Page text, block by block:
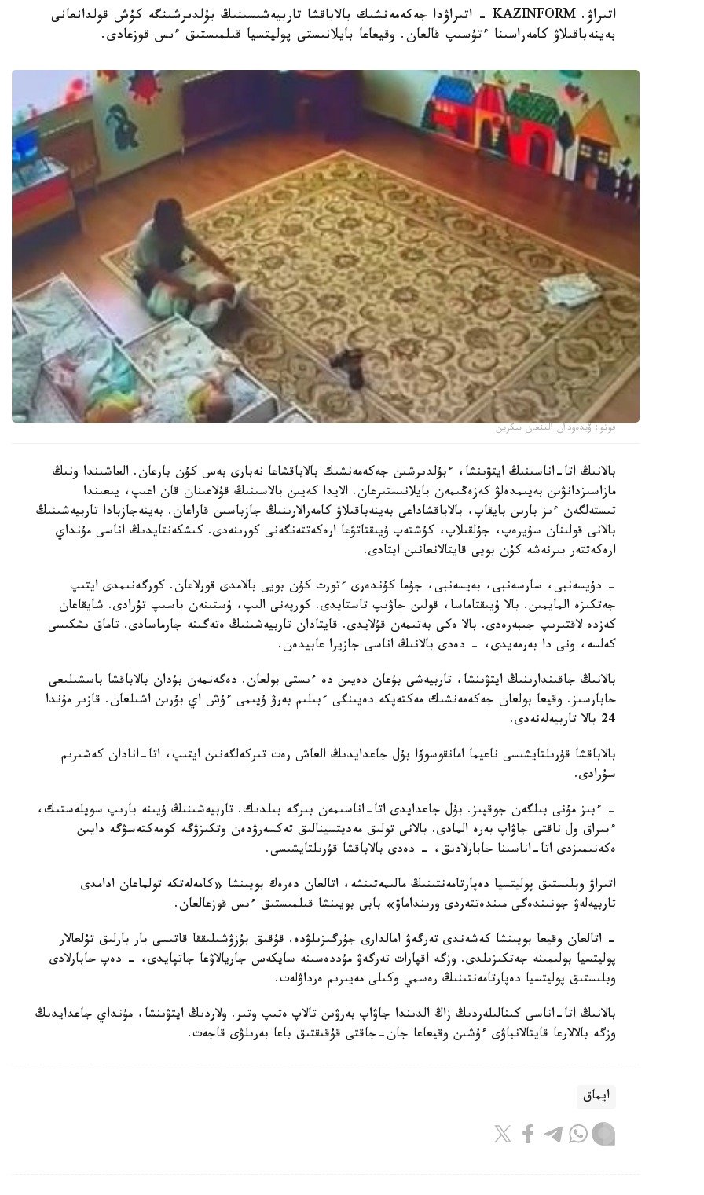
اتىراۋ. KAZINFORM - اتىراۋدا جەكەمەنشىك بالاباقشا تاربيەشىسىنىڭ بۇلدىرشىنگە كۇش قولدانعانى
بەينەباقىلاۋ كامەراسىنا ءتۇسىپ قالعان. وقيعاعا بايلانىستى پوليتسيا قىلمىستىق ءىس قوزعادى.
فوتو: ۆيدەودان الىنعان سكرين
بالانىڭ اتا-اناسىنىڭ ايتۋىنشا، ءبۇلدىرشىن جەكەمەنشىك بالاباقشاعا نەبارى بەس كۇن بارعان. العاشىندا ونىڭ
مازاسىزدانۋىن بەيىمدەلۋ كەزەڭىمەن بايلانىستىرعان. الايدا كەيىن بالاسىنىڭ قۇلاعىنان قان اعىپ، يىعىندا
تىستەلگەن ءىز بارىن بايقاپ، بالاباقشاداعى بەينەباقىلاۋ كامەرالارىنىڭ جازباسىن قاراعان. بەينەجازبادا تاربيەشىنىڭ
بالانى قولىنان سۇيرەپ، جۇلقىلاپ، كۇشتەپ ۇيىقتاتۋعا ارەكەتتەنگەنى كورىنەدى. كىشكەنتايدىڭ اناسى مۇنداي
ارەكەتتەر بىرنەشە كۇن بويى قايتالانعانىن ايتادى.
- دۇيسەنبى، سارسەنبى، بەيسەنبى، جۇما كۇندەرى ءتورت كۇن بويى بالامدى قورلاعان. كورگەنىمدى ايتىپ
جەتكىزە المايمىن. بالا ۇيىقتاماسا، قولىن جاۋىپ تاستايدى. كورپەنى الىپ، ۇستىنەن باسىپ تۇرادى. شايقاعان
كەزدە لاقتىرىپ جىبەرەدى. بالا ەكى بەتىمەن قۇلايدى. قايتادان تاربيەشىنىڭ ەتەگىنە جارماسادى. تاماق ىشكىسى
كەلسە، ونى دا بەرمەيدى، - دەدى بالانىڭ اناسى جازيرا عابيدەن.
بالانىڭ جاقىندارىنىڭ ايتۋىنشا، تاربيەشى بۇعان دەيىن دە ءىستى بولعان. دەگەنمەن بۇدان بالاباقشا باسشىلىعى
حابارسىز. وقيعا بولعان جەكەمەنشىك مەكتەپكە دەيىنگى ءبىلىم بەرۋ ۇيىمى ءۇش اي بۇرىن اشىلعان. قازىر مۇندا
24 بالا تاربيەلەنەدى.
بالاباقشا قۇرىلتايشىسى ناعيما امانقوسوۆا بۇل جاعدايدىڭ العاش رەت تىركەلگەنىن ايتىپ، اتا-انادان كەشىرىم
سۇرادى.
- ءبىز مۇنى بىلگەن جوقپىز. بۇل جاعدايدى اتا-اناسىمەن بىرگە بىلدىك. تاربيەشىنىڭ ۇيىنە بارىپ سويلەستىك،
ءبىراق ول ناقتى جاۋاپ بەرە المادى. بالانى تولىق مەديتسينالىق تەكسەرۋدەن وتكىزۋگە كومەكتەسۋگە دايىن
ەكەنىمىزدى اتا-اناسىنا حابارلادىق، - دەدى بالاباقشا قۇرىلتايشىسى.
اتىراۋ وبلىستىق پوليتسيا دەپارتامەنتىنىڭ مالىمەتىنشە، اتالعان دەرەك بويىنشا «كامەلەتكە تولماعان ادامدى
تاربيەلەۋ جونىندەگى مىندەتتەردى ورىنداماۋ» بابى بويىنشا قىلمىستىق ءىس قوزعالعان.
- اتالعان وقيعا بويىنشا كەشەندى تەرگەۋ امالدارى جۇرگىزىلۋدە. قۇقىق بۇزۋشىلىققا قاتىسى بار بارلىق تۇلعالار
پوليتسيا بولىمىنە جەتكىزىلدى. وزگە اقپارات تەرگەۋ مۇددەسىنە سايكەس جاريالاۋعا جاتپايدى، - دەپ حابارلادى
وبلىستىق پوليتسيا دەپارتامەنتىنىڭ رەسمي وكىلى مەيىرىم ەرداۋلەت.
بالانىڭ اتا-اناسى كىنالىلەردىڭ زاڭ الدىندا جاۋاپ بەرۋىن تالاپ ەتىپ وتىر. ولاردىڭ ايتۋىنشا، مۇنداي جاعدايدىڭ
وزگە بالالارعا قايتالانباۋى ءۇشىن وقيعاعا جان-جاقتى قۇقىقتىق باعا بەرىلۋى قاجەت.
ايماق